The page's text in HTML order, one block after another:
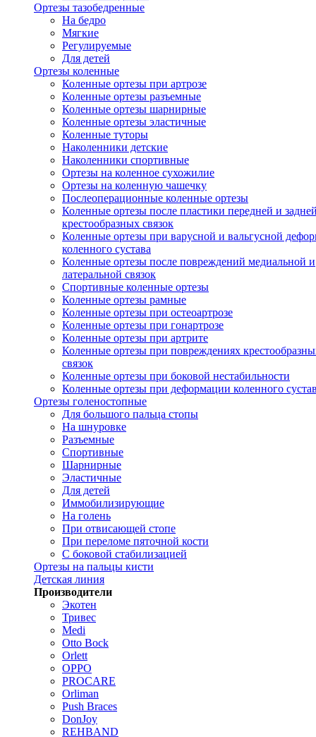
Ортезы тазобедренные
На бедро
Мягкие
Регулируемые
Для детей
Ортезы коленные
Коленные ортезы при артрозе
Коленные ортезы разъемные
Коленные ортезы шарнирные
Коленные ортезы эластичные
Коленные туторы
Наколенники детские
Наколенники спортивные
Ортезы на коленное сухожилие
Ортезы на коленную чашечку
Послеоперационные коленные ортезы
Коленные ортезы после пластики передней и
крестообразных связок
Коленные ортезы при варусной и вальгусной
коленного сустава
Коленные ортезы после повреждений медиальной и
латеральной связок
Спортивные коленные ортезы
Коленные ортезы рамные
Коленные ортезы при остеоартрозе
Коленные ортезы при гонартрозе
Коленные ортезы при артрите
Коленные ортезы при повреждениях
связок
Коленные ортезы при боковой нестабильности
Коленные ортезы при деформации коленного
Ортезы голеностопные
Для большого пальца стопы
На шнуровке
Разъемные
Спортивные
Шарнирные
Эластичные
Для детей
Иммобилизирующие
На голень
При отвисающей стопе
При переломе пяточной кости
С боковой стабилизацией
Ортезы на пальцы кисти
Детская линия
Производители
Экотен
Тривес
Medi
Otto Bock
Orlett
OPPO
PROCARE
Orliman
Push Braces
DonJoy
REHBAND